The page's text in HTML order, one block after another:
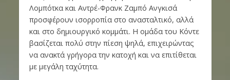
Λομπότκα και Αντρέ-Φρανκ Ζαμπό Ανγκισά
προσφέρουν ισορροπία στο ανασταλτικό, αλλά
και στο δημιουργικό κομμάτι. Η ομάδα του Κόντε
βασίζεται πολύ στην πίεση ψηλά, επιχειρώντας
να ανακτά γρήγορα την κατοχή και να επιτίθεται
με μεγάλη ταχύτητα.